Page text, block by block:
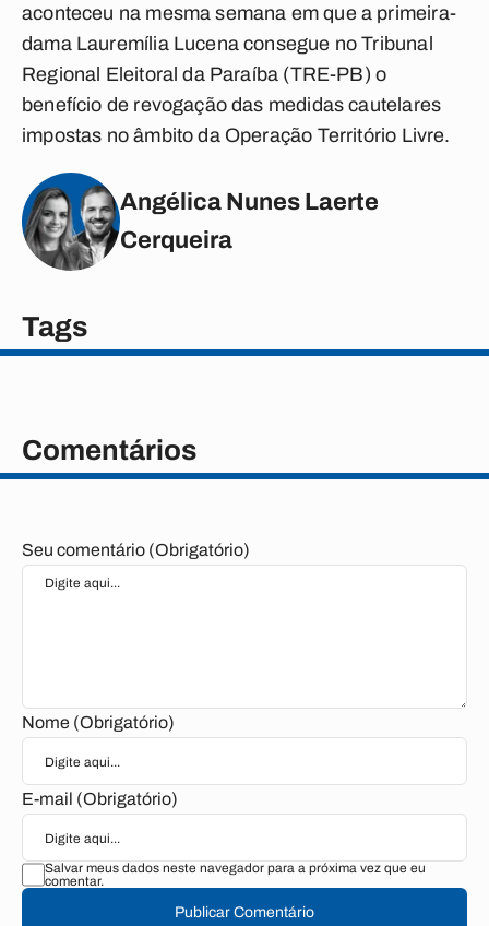
aconteceu na mesma semana em que a primeira-
dama Lauremília Lucena consegue no Tribunal
Regional Eleitoral da Paraíba (TRE-PB) o
benefício de revogação das medidas cautelares
impostas no âmbito da Operação Território Livre.
Angélica Nunes Laerte
Cerqueira
Tags
Comentários
Seu comentário (Obrigatório)
Nome (Obrigatório)
E-mail (Obrigatório)
Salvar meus dados neste navegador para a próxima vez que eu
comentar.
Publicar Comentário